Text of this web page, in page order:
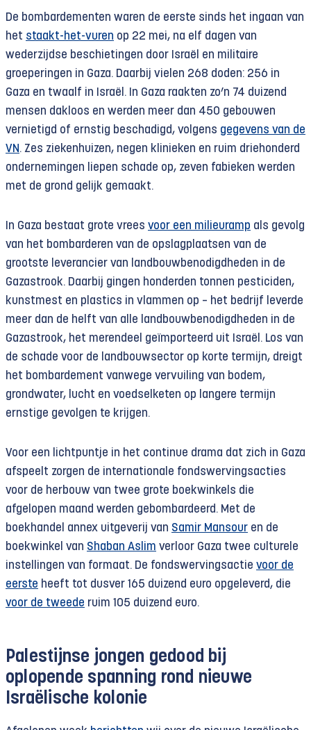
De bombardementen waren de eerste sinds het ingaan van
het staakt-het-vuren op 22 mei, na elf dagen van
wederzijdse beschietingen door Israël en militaire
groeperingen in Gaza. Daarbij vielen 268 doden: 256 in
Gaza en twaalf in Israël. In Gaza raakten zo’n 74 duizend
mensen dakloos en werden meer dan 450 gebouwen
vernietigd of ernstig beschadigd, volgens gegevens van de
VN. Zes ziekenhuizen, negen klinieken en ruim driehonderd
ondernemingen liepen schade op, zeven fabieken werden
met de grond gelijk gemaakt.
In Gaza bestaat grote vrees voor een milieuramp als gevolg
van het bombarderen van de opslagplaatsen van de
grootste leverancier van landbouwbenodigdheden in de
Gazastrook. Daarbij gingen honderden tonnen pesticiden,
kunstmest en plastics in vlammen op – het bedrijf leverde
meer dan de helft van alle landbouwbenodigdheden in de
Gazastrook, het merendeel geïmporteerd uit Israël. Los van
de schade voor de landbouwsector op korte termijn, dreigt
het bombardement vanwege vervuiling van bodem,
grondwater, lucht en voedselketen op langere termijn
ernstige gevolgen te krijgen.
Voor een lichtpuntje in het continue drama dat zich in Gaza
afspeelt zorgen de internationale fondswervingsacties
voor de herbouw van twee grote boekwinkels die
afgelopen maand werden gebombardeerd. Met de
boekhandel annex uitgeverij van Samir Mansour en de
boekwinkel van Shaban Aslim verloor Gaza twee culturele
instellingen van formaat. De fondswervingsactie voor de
eerste heeft tot dusver 165 duizend euro opgeleverd, die
voor de tweede ruim 105 duizend euro.
Palestijnse jongen gedood bij
oplopende spanning rond nieuwe
Israëlische kolonie